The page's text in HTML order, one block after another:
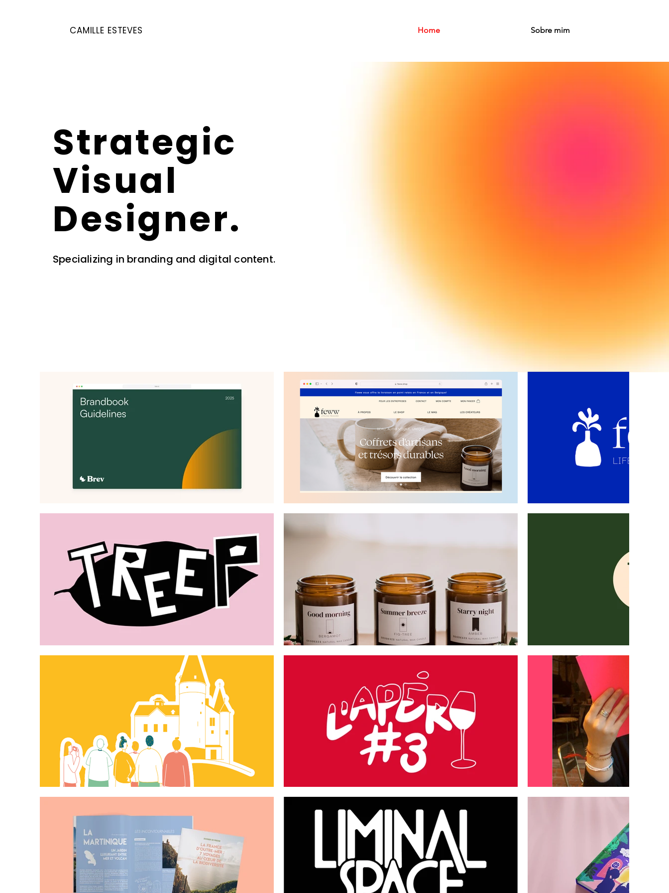
CAMILLE ESTEVES Home Sobre mim
Strategic
Visual
Designer.
Specializing in branding and digital content.